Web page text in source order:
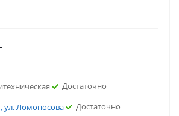
Достаточно
ул. Ломоносова
Достаточно